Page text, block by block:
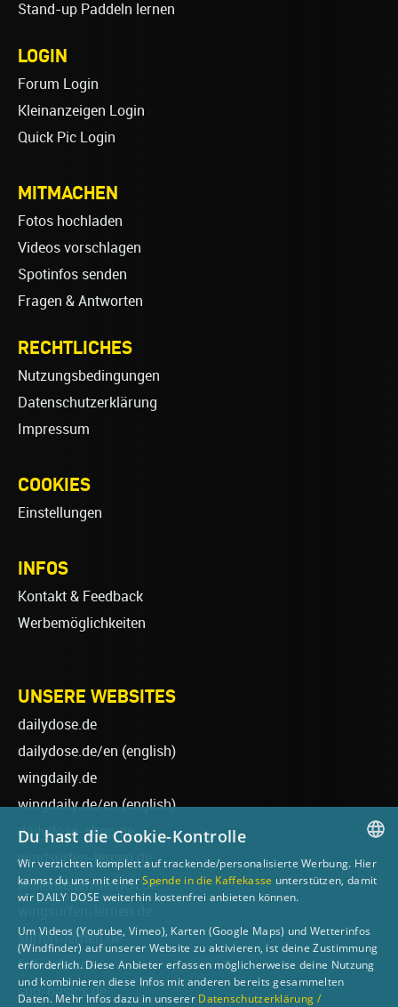
Stand-up Paddeln lernen
LOGIN
Forum Login
Kleinanzeigen Login
Quick Pic Login
MITMACHEN
Fotos hochladen
Videos vorschlagen
Spotinfos senden
Fragen & Antworten
RECHTLICHES
Nutzungsbedingungen
Datenschutzerklärung
Impressum
COOKIES
Einstellungen
INFOS
Kontakt & Feedback
Werbemöglichkeiten
UNSERE WEBSITES
dailydose.de
dailydose.de/en (english)
wingdaily.de
wingdaily.de/en(english)
dailydose-shop.de
windsurfen-lernen.de
wellenreiten-lernen.de
surfen-lernen.de
foilsurfen.de
sup-basics.de
GERMAN
Du hast die Cookie-Kontrolle
Wir verzichten komplett auf trackende/personalisierte Werbung. Hier
kannst du uns mit einerSpende in die Kaffekasse unterstützen, damit
wir DAILY DOSE weiterhin kostenfrei anbieten können.
Um Videos (Youtube, Vimeo), Karten (Google Maps) und Wetterinfos
(Windfinder) auf unserer Website zu aktivieren, ist deine Zustimmung
erforderlich. Diese Anbieter erfassen möglicherweise deine Nutzung
und kombinieren diese Infos mit anderen bereits gesammelten
Daten. Mehr Infos dazu in unserer Datenschutzerklärung /